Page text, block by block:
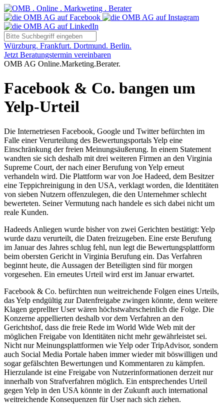
Würzburg. Frankfurt. Dortmund. Berlin.
Jetzt Beratungstermin vereinbaren
OMB AG Online.Marketing.Berater.
Facebook & Co. bangen um
Yelp-Urteil
Die Internetriesen Facebook, Google und Twitter befürchten im
Falle einer Verurteilung des Bewertungsportals Yelp eine
Einschränkung der freien Meinungsäußerung. In einem Statement
wandten sie sich deshalb mit drei weiteren Firmen an den Virginia
Supreme Court, der nach einer Berufung von Yelp erneut
verhandeln wird. Die Plattform war von Joe Hadeed, dem Besitzer
eine Teppichreinigung in den USA, verklagt worden, die Identitäten
von sieben Nutzern offenzulegen, die den Unternehmer schlecht
bewerteten. Seiner Vermutung nach handele es sich dabei nicht um
reale Kunden.
Hadeeds Anliegen wurde bisher von zwei Gerichten bestätigt: Yelp
wurde dazu verurteilt, die Daten freizugeben. Eine erste Berufung
im Januar des Jahres schlug fehl, nun legt die Bewertungsplattform
beim obersten Gericht in Virginia Berufung ein. Das Verfahren
beginnt heute, die Aussagen der Beteiligten sind für morgen
vorgesehen. Ein erneutes Urteil wird erst im Januar erwartet.
Facebook & Co. befürchten nun weitreichende Folgen eines Urteils,
das Yelp endgültig zur Datenfreigabe zwingen könnte, denn weitere
Klagen geprellter User wären höchstwahrscheinlich die Folge. Die
Konzerne appellierten deshalb vor dem Verfahren an den
Gerichtshof, dass die freie Rede im World Wide Web mit der
möglichen Freigabe von Identitäten nicht mehr gewährleistet sei.
Nicht nur Meinungsplattformen wie Yelp oder TripAdvisor, sondern
auch Social Media Portale haben immer wieder mit böswilligen und
sogar gefälschten Bewertungen und Kommentaren zu kämpfen.
Hierzulande ist eine Freigabe von Nutzerinformationen derzeit nur
innerhalb von Strafverfahren möglich. Ein entsprechendes Urteil
gegen Yelp in den USA könnte in der Zukunft auch international
weitreichende Konsequenzen für User nach sich ziehen.